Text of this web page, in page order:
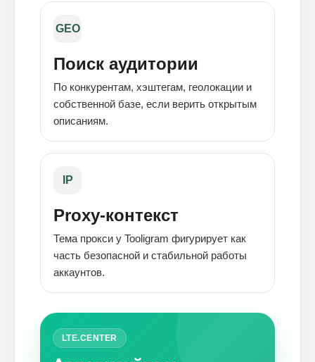
GEO
Поиск аудитории
По конкурентам, хэштегам, геолокации и
собственной базе, если верить открытым
описаниям.
IP
Proxy-контекст
Тема прокси у Tooligram фигурирует как
часть безопасной и стабильной работы
аккаунтов.
LTE.CENTER